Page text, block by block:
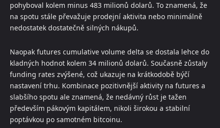
pohyboval kolem minus 483 milionů dolarů. To znamená, že
na spotu stále převažuje prodejní aktivita nebo minimálně
nedostatek dostatečně silných nákupů.
Naopak futures cumulative volume delta se dostala lehce do
kladných hodnot kolem 34 milionů dolarů. Současně zůstaly
funding rates zvýšené, což ukazuje na krátkodobě býčí
nastavení trhu. Kombinace pozitivnější aktivity na futures a
slabšího spotu ale znamená, že nedávný růst je tažen
především pákovým kapitálem, nikoli širokou a stabilní
poptávkou po samotném bitcoinu.